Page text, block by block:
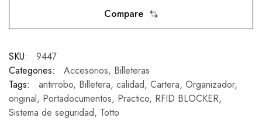
Compare
SKU:
9447
Categories:
Accesorios, Billeteras
Tags:
antirrobo, Billetera, calidad, Cartera, Organizador,
original, Portadocumentos, Practico, RFID BLOCKER,
Sistema de seguridad, Totto